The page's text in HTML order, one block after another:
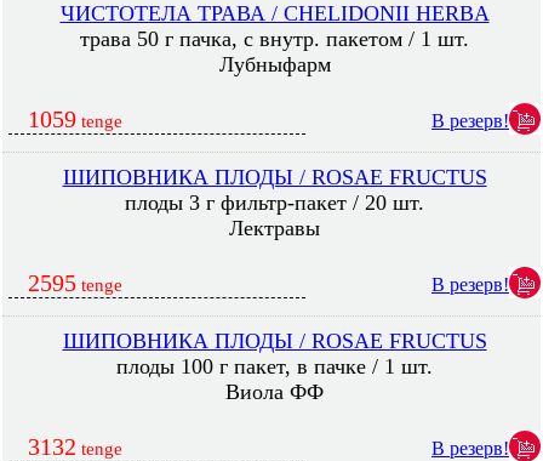
ЧИСТОТЕЛА ТРАВА / CHELIDONII HERBA
трава 50 г пачка, с внутр. пакетом / 1 шт.
Лубныфарм
1059 tenge В резерв!
ШИПОВНИКА ПЛОДЫ / ROSAE FRUCTUS
плоды 3 г фильтр-пакет / 20 шт.
Лектравы
2595 tenge В резерв!
ШИПОВНИКА ПЛОДЫ / ROSAE FRUCTUS
плоды 100 г пакет, в пачке / 1 шт.
Виола ФФ
3132 tenge В резерв!